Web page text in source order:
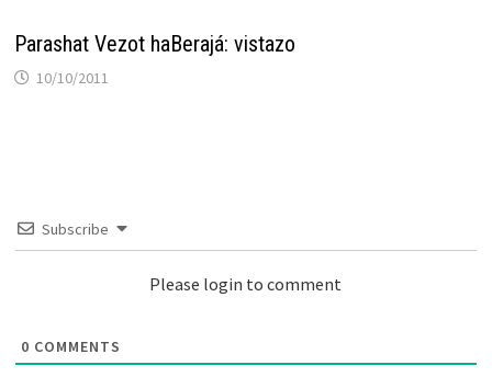
Parashat Vezot haBerajá: vistazo
10/10/2011
Subscribe
Please login to comment
0 COMMENTS